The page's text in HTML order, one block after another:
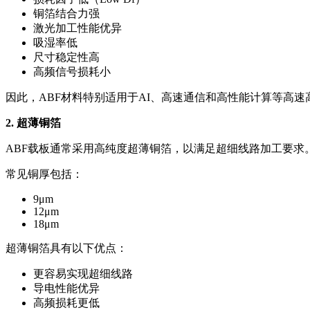
铜箔结合力强
激光加工性能优异
吸湿率低
尺寸稳定性高
高频信号损耗小
因此，ABF材料特别适用于AI、高速通信和高性能计算等高速
2. 超薄铜箔
ABF载板通常采用高纯度超薄铜箔，以满足超细线路加工要求。
常见铜厚包括：
9μm
12μm
18μm
超薄铜箔具有以下优点：
更容易实现超细线路
导电性能优异
高频损耗更低